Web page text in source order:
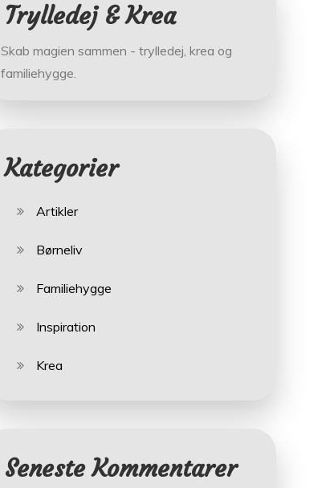
Trylledej & Krea
Skab magien sammen - trylledej, krea og
familiehygge.
Kategorier
Artikler
Børneliv
Familiehygge
Inspiration
Krea
Seneste Kommentarer